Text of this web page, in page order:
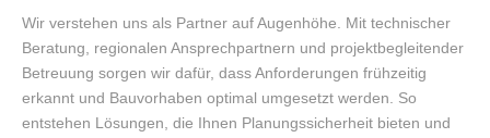
Wir verstehen uns als Partner auf Augenhöhe. Mit technischer
Beratung, regionalen Ansprechpartnern und projektbegleitender
Betreuung sorgen wir dafür, dass Anforderungen frühzeitig
erkannt und Bauvorhaben optimal umgesetzt werden. So
entstehen Lösungen, die Ihnen Planungssicherheit bieten und